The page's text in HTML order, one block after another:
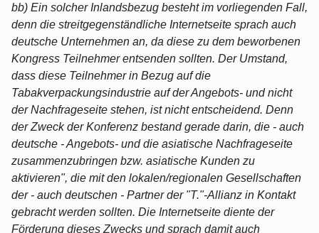
bb) Ein solcher Inlandsbezug besteht im vorliegenden Fall,
denn die streitgegenständliche Internetseite sprach auch
deutsche Unternehmen an, da diese zu dem beworbenen
Kongress Teilnehmer entsenden sollten. Der Umstand,
dass diese Teilnehmer in Bezug auf die
Tabakverpackungsindustrie auf der Angebots- und nicht
der Nachfrageseite stehen, ist nicht entscheidend. Denn
der Zweck der Konferenz bestand gerade darin, die - auch
deutsche - Angebots- und die asiatische Nachfrageseite
zusammenzubringen bzw. asiatische Kunden zu
aktivieren", die mit den lokalen/regionalen Gesellschaften
der - auch deutschen - Partner der "T."-Allianz in Kontakt
gebracht werden sollten. Die Internetseite diente der
Förderung dieses Zwecks und sprach damit auch